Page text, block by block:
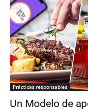
Prácticas responsables
Un Modelo de